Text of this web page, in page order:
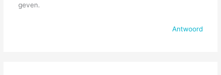
geven.
Antwoord